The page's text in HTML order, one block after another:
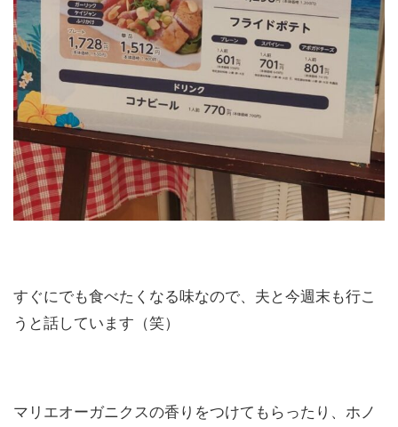
すぐにでも食べたくなる味なので、夫と今週末も行こ
うと話しています（笑）
マリエオーガニクスの香りをつけてもらったり、ホノ